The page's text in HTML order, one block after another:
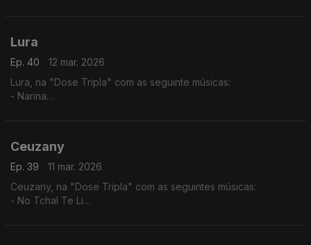
Lura
Ep. 40
12 mar. 2026
Lura, na "Dose Tripla" com as seguinte músicas:
- Narina
Ceuzany
Ep. 39
11 mar. 2026
Ceuzany, na "Dose Tripla" com as seguintes músicas:
- No Tchal Te Li